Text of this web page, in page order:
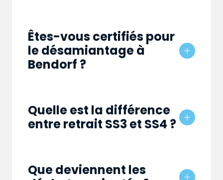
Êtes-vous certifiés pour
le désamiantage à
Bendorf ?
Quelle est la différence
entre retrait SS3 et SS4 ?
Que deviennent les